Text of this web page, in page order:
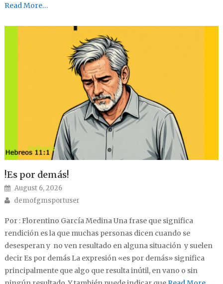
Read More…
!Es por demás!
Posted on
August 6, 2026
Author
demofgmsportuser
Por : Florentino García Medina Una frase que significa
rendición es la que muchas personas dicen cuando se
desesperan y no ven resultado en alguna situación y suelen
decir Es por demás La expresión «es por demás» significa
principalmente que algo que resulta inútil, en vano o sin